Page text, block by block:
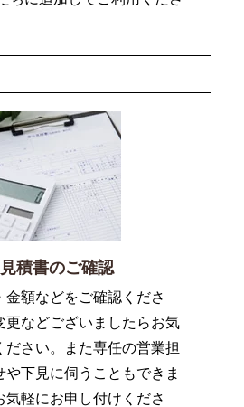
積書のご確認
金額などをご確認くださ
更などございましたらお気
ださい。また専任の営業担
や下見に伺うこともできま
気軽にお申し付けくださ